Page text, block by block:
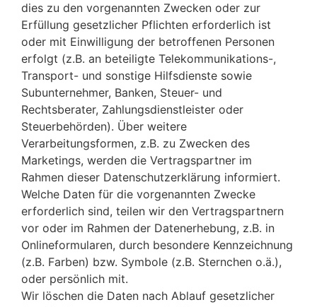
dies zu den vorgenannten Zwecken oder zur
Erfüllung gesetzlicher Pflichten erforderlich ist
oder mit Einwilligung der betroffenen Personen
erfolgt (z.B. an beteiligte Telekommunikations-,
Transport- und sonstige Hilfsdienste sowie
Subunternehmer, Banken, Steuer- und
Rechtsberater, Zahlungsdienstleister oder
Steuerbehörden). Über weitere
Verarbeitungsformen, z.B. zu Zwecken des
Marketings, werden die Vertragspartner im
Rahmen dieser Datenschutzerklärung informiert.
Welche Daten für die vorgenannten Zwecke
erforderlich sind, teilen wir den Vertragspartnern
vor oder im Rahmen der Datenerhebung, z.B. in
Onlineformularen, durch besondere Kennzeichnung
(z.B. Farben) bzw. Symbole (z.B. Sternchen o.ä.),
oder persönlich mit.
Wir löschen die Daten nach Ablauf gesetzlicher